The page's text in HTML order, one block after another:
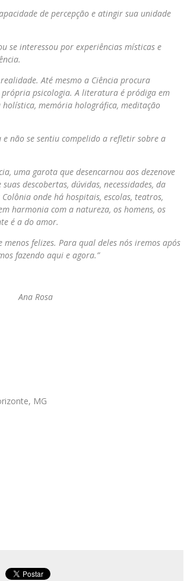
de percepção e atingir sua unidade
se interessou por experiências místicas e
Até mesmo a Ciência procura
psicologia. A literatura é pródiga em
memória holográfica, meditação
não se sentiu compelido a refletir sobre a
uma garota que desencarnou aos dezenove
descobertas, dúvidas, necessidades, da
onde há hospitais, escolas, teatros,
harmonia com a natureza, os homens, os
é a do amor.
felizes. Para qual deles nós iremos após
fazendo aqui e agora.”
MG